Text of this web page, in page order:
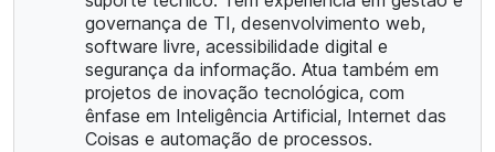
governança de TI, desenvolvimento web,
software livre, acessibilidade digital e
segurança da informação. Atua também em
projetos de inovação tecnológica, com
ênfase em Inteligência Artificial, Internet das
Coisas e automação de processos.